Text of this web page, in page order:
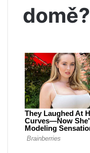
domě?